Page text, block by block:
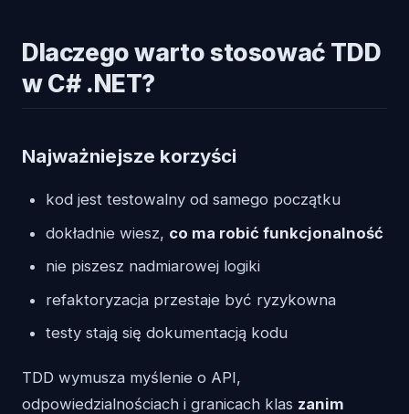
Dlaczego warto stosować TDD
w C# .NET?
Najważniejsze korzyści
kod jest testowalny od samego początku
dokładnie wiesz, co ma robić funkcjonalność
nie piszesz nadmiarowej logiki
refaktoryzacja przestaje być ryzykowna
testy stają się dokumentacją kodu
TDD wymusza myślenie o API,
odpowiedzialnościach i granicach klas zanim